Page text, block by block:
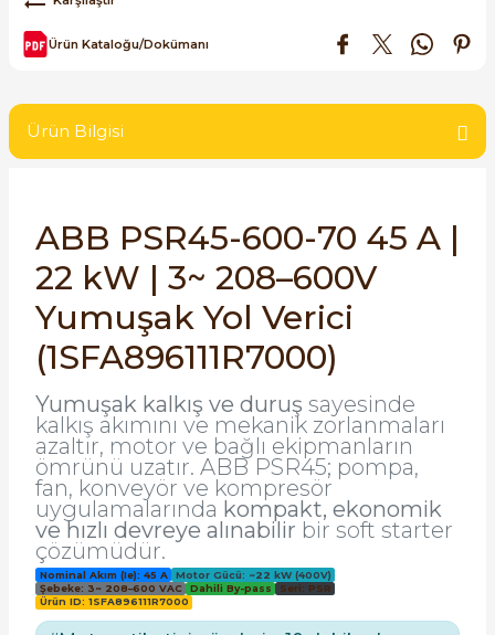
- UPS
Kesiciler
Şalterleri
Yol Vericiler
SIRIUS SAFETY
WinCC Unified Runtime Yazılımları
Ürün Kataloğu/Dokümanı
Ürün Bilgisi
ABB PSR45-600-70 45 A |
22 kW | 3~ 208–600V
Yumuşak Yol Verici
(1SFA896111R7000)
Yumuşak kalkış ve duruş sayesinde
kalkış akımını ve mekanik zorlanmaları
azaltır, motor ve bağlı ekipmanların
ömrünü uzatır. ABB PSR45; pompa,
fan, konveyör ve kompresör
uygulamalarında kompakt, ekonomik
ve hızlı devreye alınabilir bir soft starter
çözümüdür.
Nominal Akım (Ie): 45 A
Motor Gücü: ~22 kW (400V)
Şebeke: 3~ 208–600 VAC
Dahili By-pass
Seri: PSR
Ürün ID: 1SFA896111R7000